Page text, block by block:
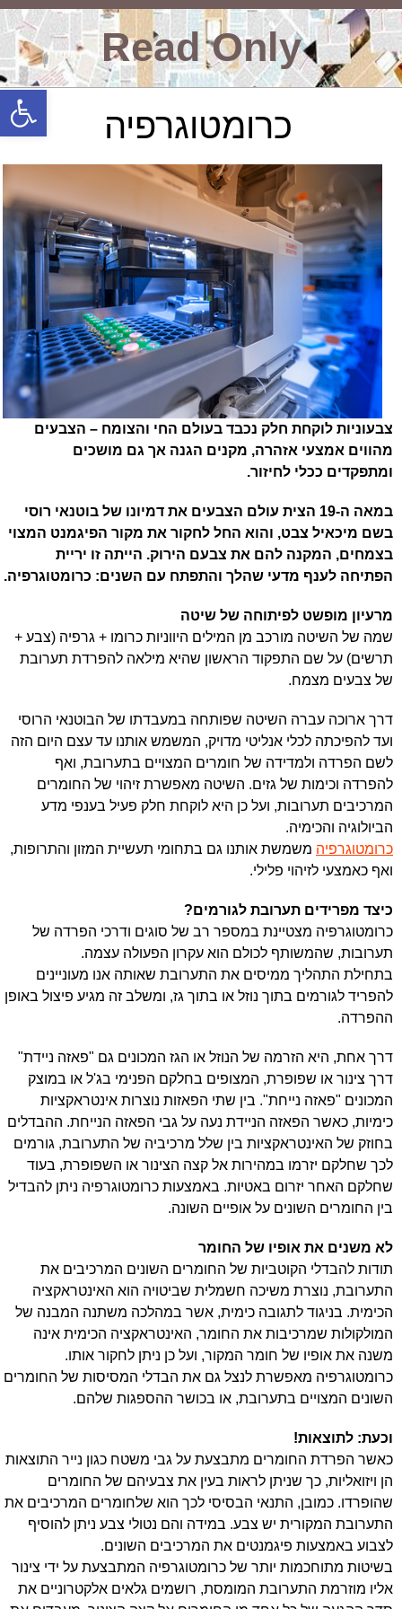
פתח
Read Only
כרומטוגרפיה
צבעוניות לוקחת חלק נכבד בעולם החי והצומח – הצבעים
מהווים אמצעי אזהרה, מקנים הגנה אך גם מושכים
ומתפקדים ככלי לחיזור.
במאה ה-19 הצית עולם הצבעים את דמיונו של בוטנאי רוסי
בשם מיכאיל צבט, והוא החל לחקור את מקור הפיגמנט המצוי
בצמחים, המקנה להם את צבעם הירוק. הייתה זו יריית
הפתיחה לענף מדעי שהלך והתפתח עם השנים: כרומטוגרפיה.
מרעיון מופשט לפיתוחה של שיטה
שמה של השיטה מורכב מן המילים היווניות כרומו + גרפיה (צבע +
תרשים) על שם התפקוד הראשון שהיא מילאה להפרדת תערובת
של צבעים מצמח.
דרך ארוכה עברה השיטה שפותחה במעבדתו של הבוטנאי הרוסי
ועד להפיכתה לכלי אנליטי מדויק, המשמש אותנו עד עצם היום הזה
לשם הפרדה ולמדידה של חומרים המצויים בתערובת, ואף
להפרדה וכימות של גזים. השיטה מאפשרת זיהוי של החומרים
המרכיבים תערובות, ועל כן היא לוקחת חלק פעיל בענפי מדע
הביולוגיה והכימיה.
כרומטוגרפיה משמשת אותנו גם בתחומי תעשיית המזון והתרופות,
ואף כאמצעי לזיהוי פלילי.
כיצד מפרידים תערובת לגורמים?
כרומטוגרפיה מצטיינת במספר רב של סוגים ודרכי הפרדה של
תערובות, שהמשותף לכולם הוא עקרון הפעולה עצמה.
בתחילת התהליך ממיסים את התערובת שאותה אנו מעוניינים
להפריד לגורמים בתוך נוזל או בתוך גז, ומשלב זה מגיע פיצול באופן
ההפרדה.
דרך אחת, היא הזרמה של הנוזל או הגז המכונים גם "פאזה ניידת"
דרך צינור או שפופרת, המצופים בחלקם הפנימי בג'ל או במוצק
המכונים "פאזה נייחת". בין שתי הפאזות נוצרות אינטראקציות
כימיות, כאשר הפאזה הניידת נעה על גבי הפאזה הנייחת. ההבדלים
בחוזק של האינטראקציות בין שלל מרכיביה של התערובת, גורמים
לכך שחלקם יזרמו במהירות אל קצה הצינור או השפופרת, בעוד
שחלקם האחר יזרום באטיות. באמצעות כרומטוגרפיה ניתן להבדיל
בין החומרים השונים על אופיים השונה.
לא משנים את אופיו של החומר
תודות להבדלי הקוטביות של החומרים השונים המרכיבים את
התערובת, נוצרת משיכה חשמלית שביטויה הוא האינטראקציה
הכימית. בניגוד לתגובה כימית, אשר במהלכה משתנה המבנה של
המולקולות שמרכיבות את החומר, האינטראקציה הכימית אינה
משנה את אופיו של חומר המקור, ועל כן ניתן לחקור אותו.
כרומטוגרפיה מאפשרת לנצל גם את הבדלי המסיסות של החומרים
השונים המצויים בתערובת, או בכושר ההספגות שלהם.
וכעת: לתוצאות!
כאשר הפרדת החומרים מתבצעת על גבי משטח כגון נייר התוצאות
הן ויזואליות, כך שניתן לראות בעין את צבעיהם של החומרים
שהופרדו. כמובן, התנאי הבסיסי לכך הוא שלחומרים המרכיבים את
התערובת המקורית יש צבע. במידה והם נטולי צבע ניתן להוסיף
לצבוע באמצעות פיגמנטים את המרכיבים השונים.
בשיטות מתוחכמות יותר של כרומטוגרפיה המתבצעת על ידי צינור
אליו מוזרמת התערובת המומסת, רושמים גלאים אלקטרוניים את